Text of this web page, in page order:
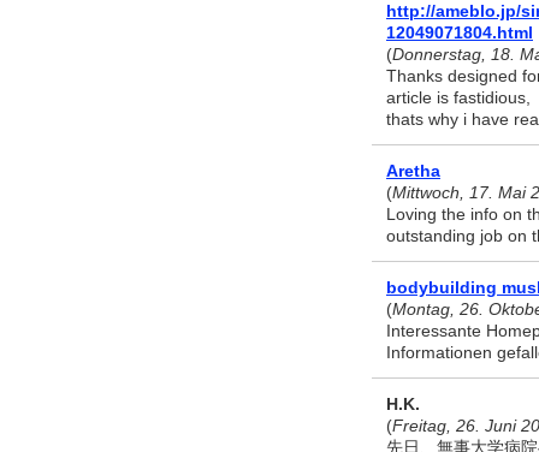
http://ameblo.jp/
12049071804.html
(Donnerstag, 18.
Thanks designed
article is fastidious,
thats why i have
Aretha
(Mittwoch, 17. Mai
Loving the info on
outstanding job on
bodybuilding
(Montag, 26.
Interessante
Informationen
H.K.
(Freitag, 26. Juni
先日、無事大学病